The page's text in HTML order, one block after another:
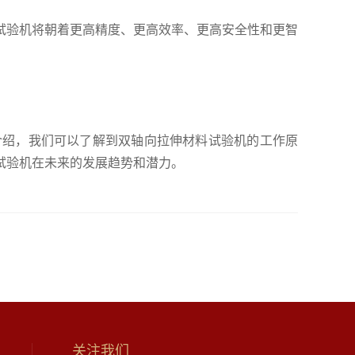
机将朝着更高精度、更高效率、更高安全性和更智
，我们可以了解到双轴向拉伸材料试验机的工作原
机在未来的发展趋势和潜力。
关注我们